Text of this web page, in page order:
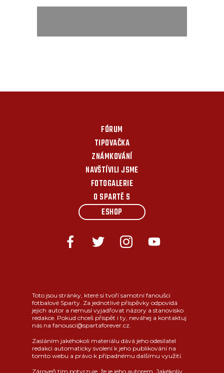
FÓRUM
TIPOVAČKA
ZNÁMKOVÁNÍ
NAVŠTÍVILI JSME
FOTOGALERIE
O SPARTĚ S
ESHOP
Toto jsou stránky, které si tvoří samotní fanoušci
fotbalové Sparty. Za jednotlivé příspěvky odpovídá
jejich autor a nemusí vyjadřovat názory a stanovisko
redakce. Pokud chceš přispět i ty, neváhej a kontaktuj
nás na fanousci@spartaforever.cz.
Zasláním jakéhokoli materiálu dává jeho odesílatel
redakci automaticky svolení k jeho publikování na
tomto webu a právo k případnému dalšímu využití.
Zároveň tím potvrzuje, že je jeho autorem. Jakékoliv